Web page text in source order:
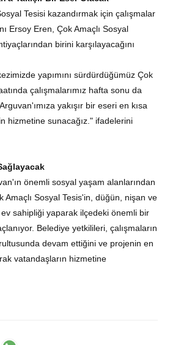
Tesisi kazandırmak için çalışmalar
Ersoy Eren, Çok Amaçlı Sosyal
birini karşılayacağını
yapımını sürdürdüğümüz Çok
çalışmalarımız hafta sonu da
yakışır bir eseri en kısa
hizmetine sunacağız." ifadelerini
önemli sosyal yaşam alanlarından
Amaçlı Sosyal Tesis'in, düğün, nişan ve
sahipliği yaparak ilçedeki önemli bir
Belediye yetkilileri, çalışmaların
devam ettiğini ve projenin en
vatandaşların hizmetine